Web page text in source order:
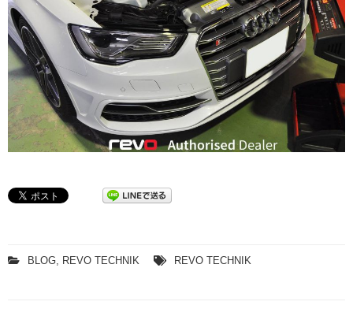
BLOG REVO TECHNIK REVO TECHNIK